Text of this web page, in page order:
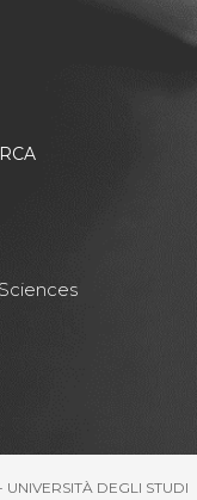
DEGLI STUDI